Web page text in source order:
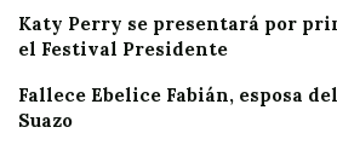
Katy Perry se presentará por
el Festival Presidente
Fallece Ebelice Fabián, esposa
Suazo